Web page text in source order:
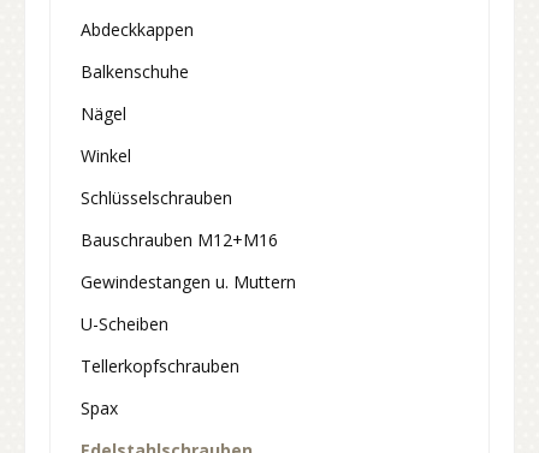
Abdeckkappen
Balkenschuhe
Nägel
Winkel
Schlüsselschrauben
Bauschrauben M12+M16
Gewindestangen u. Muttern
U-Scheiben
Tellerkopfschrauben
Spax